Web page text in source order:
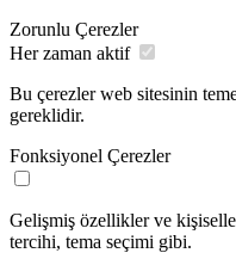
Zorunlu Çerezler
Her zaman aktif
Bu çerezler web sitesinin
gereklidir.
Fonksiyonel Çerezler
Gelişmiş özellikler ve
tercihi, tema seçimi gibi.